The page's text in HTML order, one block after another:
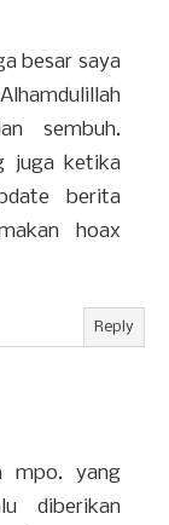
besar saya
sembuh.
juga ketika
berita
hoax
Reply
mpo. yang
diberikan